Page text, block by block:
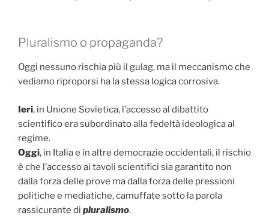
Pluralismo o propaganda?
Oggi nessuno rischia più il gulag, ma il meccanismo che
vediamo riproporsi ha la stessa logica corrosiva.
Ieri, in Unione Sovietica, l’accesso al dibattito
scientifico era subordinato alla fedeltà ideologica al
regime.
Oggi, in Italia e in altre democrazie occidentali, il rischio
è che l’accesso ai tavoli scientifici sia garantito non
dalla forza delle prove ma dalla forza delle pressioni
politiche e mediatiche, camuffate sotto la parola
rassicurante di pluralismo.